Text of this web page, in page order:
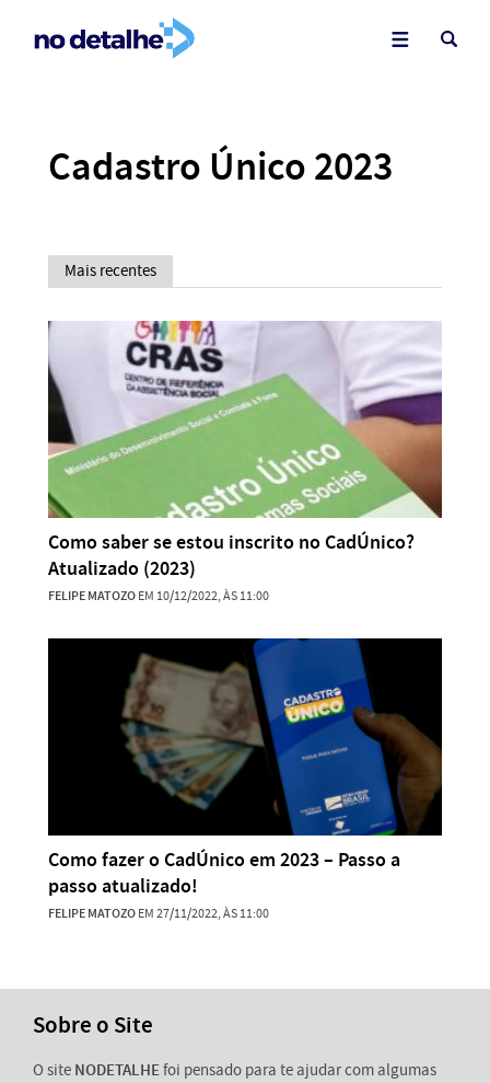
Cadastro Único 2023
Mais recentes
Como saber se estou inscrito no CadÚnico?
Atualizado (2023)
FELIPE MATOZOEM 10/12/2022, ÀS 11:00
Como fazer o CadÚnico em 2023 – Passo a
passo atualizado!
FELIPE MATOZOEM 27/11/2022, ÀS 11:00
Sobre o Site
O site NODETALHEfoi pensado para te ajudar com algumas